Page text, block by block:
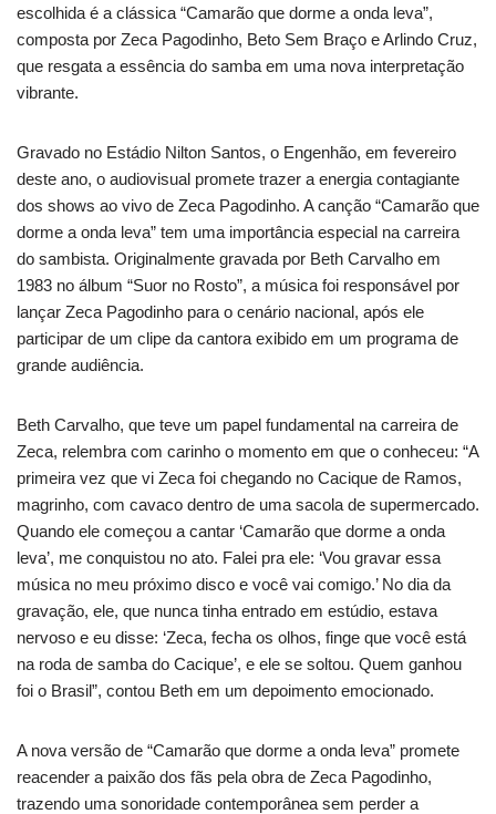
escolhida é a clássica “Camarão que dorme a onda leva”,
composta por Zeca Pagodinho, Beto Sem Braço e Arlindo Cruz,
que resgata a essência do samba em uma nova interpretação
vibrante.
Gravado no Estádio Nilton Santos, o Engenhão, em fevereiro
deste ano, o audiovisual promete trazer a energia contagiante
dos shows ao vivo de Zeca Pagodinho. A canção “Camarão que
dorme a onda leva” tem uma importância especial na carreira
do sambista. Originalmente gravada por Beth Carvalho em
1983 no álbum “Suor no Rosto”, a música foi responsável por
lançar Zeca Pagodinho para o cenário nacional, após ele
participar de um clipe da cantora exibido em um programa de
grande audiência.
Beth Carvalho, que teve um papel fundamental na carreira de
Zeca, relembra com carinho o momento em que o conheceu: “A
primeira vez que vi Zeca foi chegando no Cacique de Ramos,
magrinho, com cavaco dentro de uma sacola de supermercado.
Quando ele começou a cantar ‘Camarão que dorme a onda
leva’, me conquistou no ato. Falei pra ele: ‘Vou gravar essa
música no meu próximo disco e você vai comigo.’ No dia da
gravação, ele, que nunca tinha entrado em estúdio, estava
nervoso e eu disse: ‘Zeca, fecha os olhos, finge que você está
na roda de samba do Cacique’, e ele se soltou. Quem ganhou
foi o Brasil”, contou Beth em um depoimento emocionado.
A nova versão de “Camarão que dorme a onda leva” promete
reacender a paixão dos fãs pela obra de Zeca Pagodinho,
trazendo uma sonoridade contemporânea sem perder a